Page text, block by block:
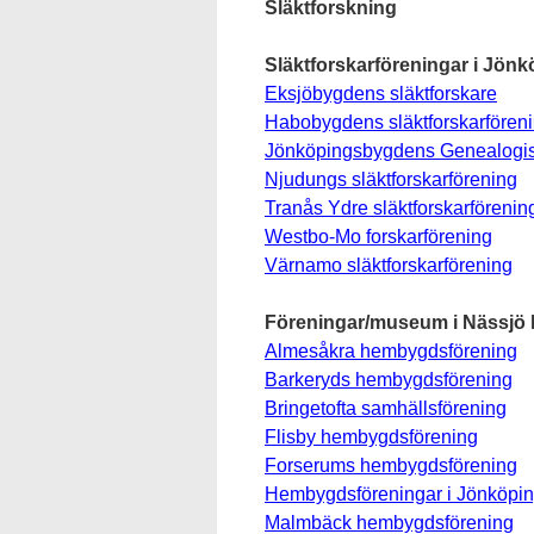
Släktforskning
Släktforskarföreningar i
Eksjöbygdens släktforskare
Habobygdens
Jönköpingsbygdens
Njudungs släktforskarförening
Tranås Ydre
Westbo-Mo forskarförening
Värnamo släktforskarförening
Föreningar/museum i Nässjö
Almesåkra hembygdsförening
Barkeryds hembygdsförening
Bringetofta samhällsförening
Flisby hembygdsförening
Forserums hembygdsförening
Hembygdsföreningar i
Malmbäck hembygdsförening